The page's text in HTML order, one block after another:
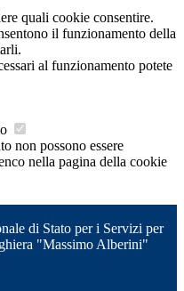
quali cookie consentire.
il funzionamento della
al funzionamento potete
non possono essere
nella pagina della cookie
di Stato per i Servizi per
"Massimo Alberini"